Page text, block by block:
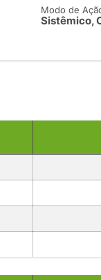
Modo de
Sistêmico,